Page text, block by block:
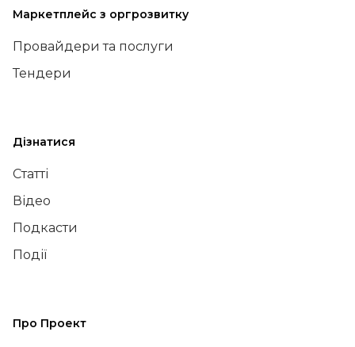
Маркетплейс з оргрозвитку
Провайдери та послуги
Тендери
Дізнатися
Статті
Відео
Подкасти
Події
Про Проект